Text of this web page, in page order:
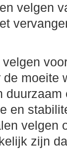
velgen
moeite
en
velgen
zijn